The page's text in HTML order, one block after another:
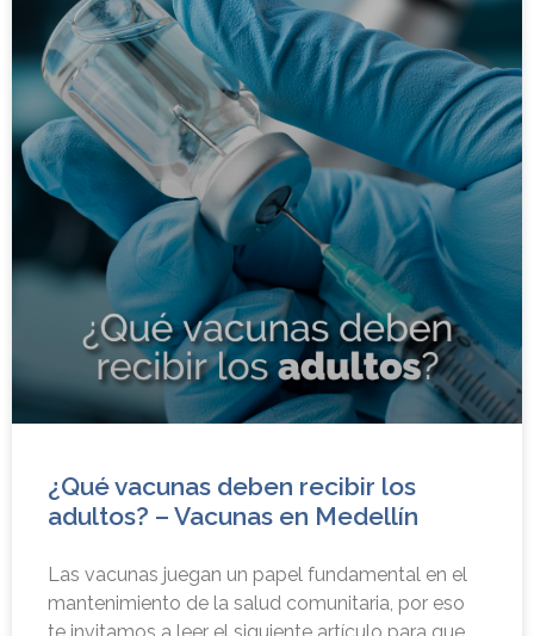
¿Qué vacunas deben recibir los
adultos? – Vacunas en Medellín
Las vacunas juegan un papel fundamental en el
mantenimiento de la salud comunitaria, por eso
te invitamos a leer el siguiente artículo para que